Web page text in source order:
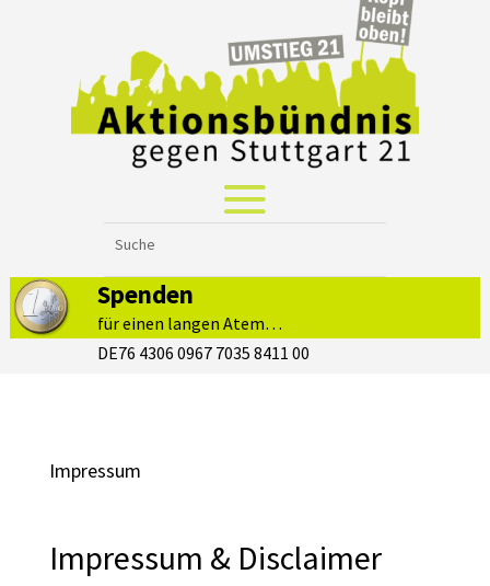
Spenden
für einen langen Atem…
DE76 4306 0967 7035 8411 00
Impressum
Impressum & Disclaimer